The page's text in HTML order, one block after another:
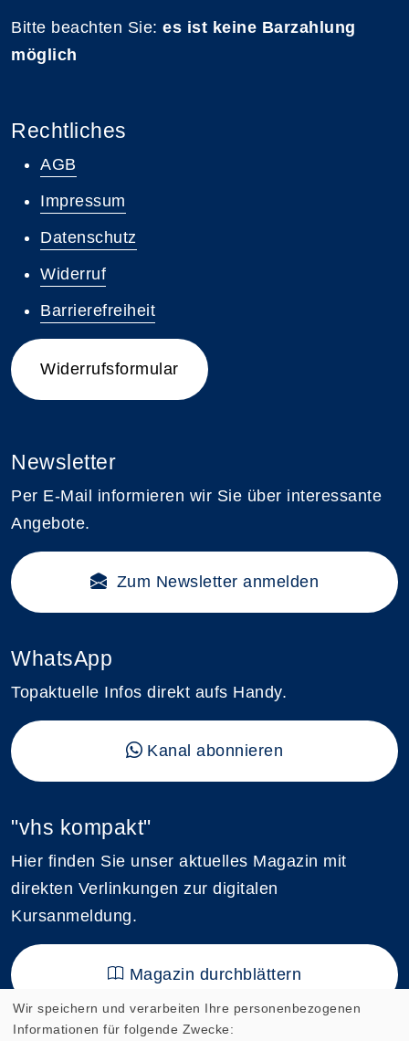
Bitte beachten Sie: es ist keine Barzahlung
möglich
Rechtliches
AGB
Impressum
Datenschutz
Widerruf
Barrierefreiheit
Widerrufsformular
Newsletter
Per E-Mail informieren wir Sie über interessante
Angebote.
Zum Newsletter anmelden
WhatsApp
Topaktuelle Infos direkt aufs Handy.
Kanal abonnieren
"vhs kompakt"
Hier finden Sie unser aktuelles Magazin mit
direkten Verlinkungen zur digitalen
Kursanmeldung.
Magazin durchblättern
Wir speichern und verarbeiten Ihre personenbezogenen
Informationen für folgende Zwecke: